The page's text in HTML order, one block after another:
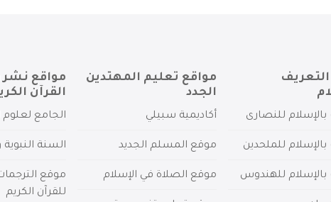
بالإسلام للنصارى
للملحدين
بالإسلام للهندوس
مواقع تعليم المهتدين
الجدد
أكاديمية سبيلي
موقع المسلم الجديد
موقع الصلاة في الإسلام
مواقع نشر
القرآن
الجامع لعلوم
السنة
موقع
للقرآن الكريم